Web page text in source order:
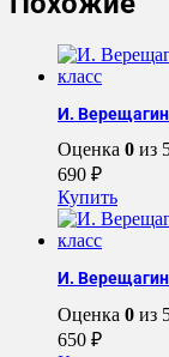
Diagnostic
Oral
Maxillofacial
И.
Оценка 0 из
690 ₽
Купить
И.
Оценка 0 из
650 ₽